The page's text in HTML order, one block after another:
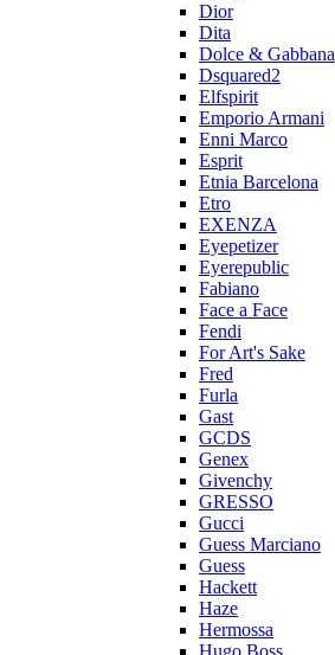
Dior
Dita
Dolce & Gabbana
Dsquared2
Elfspirit
Emporio Armani
Enni Marco
Esprit
Etnia Barcelona
Etro
EXENZA
Eyepetizer
Eyerepublic
Fabiano
Face a Face
Fendi
For Art's Sake
Fred
Furla
Gast
GCDS
Genex
Givenchy
GRESSO
Gucci
Guess Marciano
Guess
Hackett
Haze
Hermossa
Hugo Boss